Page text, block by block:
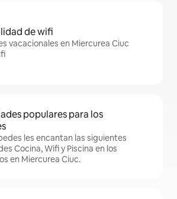
de wifi
vacacionales en Miercurea Ciuc
populares para los
les encantan las siguientes
Cocina, Wifi y Piscina en los
en Miercurea Ciuc.